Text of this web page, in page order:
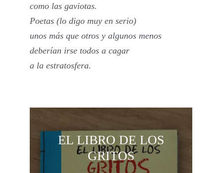
como las gaviotas.
Poetas (lo digo muy en serio)
unos más que otros y algunos menos
deberían irse todos a cagar
a la estratosfera.
EL LIBRO DE LOS
GRITOS